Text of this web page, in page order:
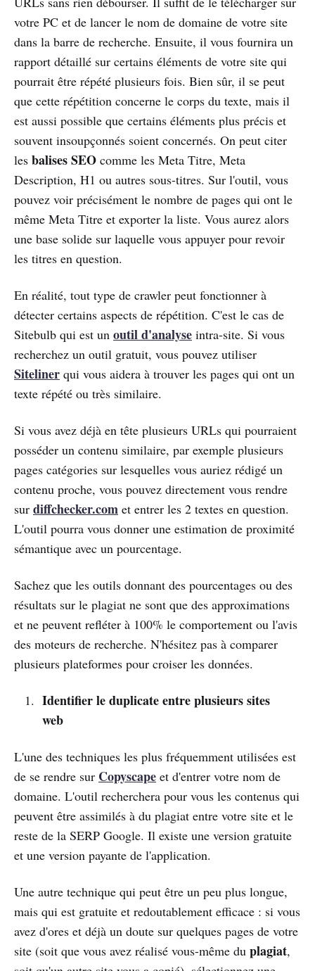
votre PC et de lancer le nom de domaine de votre site
dans la barre de recherche. Ensuite, il vous fournira un
rapport détaillé sur certains éléments de votre site qui
pourrait être répété plusieurs fois. Bien sûr, il se peut
que cette répétition concerne le corps du texte, mais il
est aussi possible que certains éléments plus précis et
souvent insoupçonnés soient concernés. On peut citer
les balises SEO comme les Meta Titre, Meta
Description, H1 ou autres sous-titres. Sur l'outil, vous
pouvez voir précisément le nombre de pages qui ont le
même Meta Titre et exporter la liste. Vous aurez alors
une base solide sur laquelle vous appuyer pour revoir
les titres en question.
En réalité, tout type de crawler peut fonctionner à
détecter certains aspects de répétition. C'est le cas de
Sitebulb qui est un outil d'analyse intra-site. Si vous
recherchez un outil gratuit, vous pouvez utiliser
Siteliner qui vous aidera à trouver les pages qui ont un
texte répété ou très similaire.
Si vous avez déjà en tête plusieurs URLs qui pourraient
posséder un contenu similaire, par exemple plusieurs
pages catégories sur lesquelles vous auriez rédigé un
contenu proche, vous pouvez directement vous rendre
sur diffchecker.com et entrer les 2 textes en question.
L'outil pourra vous donner une estimation de proximité
sémantique avec un pourcentage.
Sachez que les outils donnant des pourcentages ou des
résultats sur le plagiat ne sont que des approximations
et ne peuvent refléter à 100% le comportement ou l'avis
des moteurs de recherche. N'hésitez pas à comparer
plusieurs plateformes pour croiser les données.
Identifier le duplicate entre plusieurs sites
web
L'une des techniques les plus fréquemment utilisées est
de se rendre sur Copyscape et d'entrer votre nom de
domaine. L'outil recherchera pour vous les contenus qui
peuvent être assimilés à du plagiat entre votre site et le
reste de la SERP Google. Il existe une version gratuite
et une version payante de l'application.
Une autre technique qui peut être un peu plus longue,
mais qui est gratuite et redoutablement efficace : si vous
avez d'ores et déjà un doute sur quelques pages de votre
site (soit que vous avez réalisé vous-même du plagiat,